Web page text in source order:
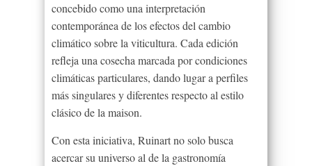
concebido como una interpretación
contemporánea de los efectos del cambio
climático sobre la viticultura. Cada edición
refleja una cosecha marcada por condiciones
climáticas particulares, dando lugar a perfiles
más singulares y diferentes respecto al estilo
clásico de la maison.
Con esta iniciativa, Ruinart no solo busca
acercar su universo al de la gastronomía